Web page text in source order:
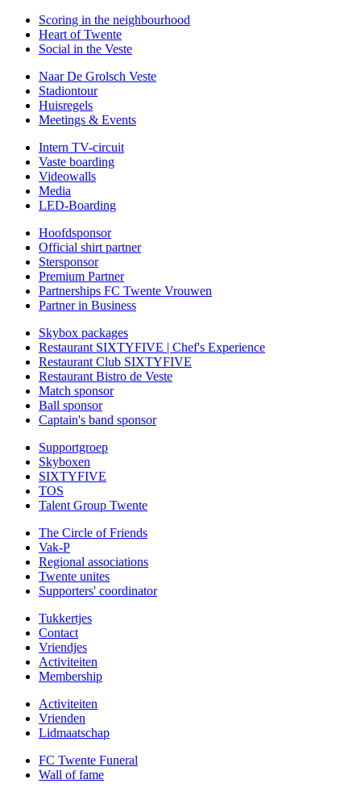
Scoring in the neighbourhood
Heart of Twente
Social in the Veste
Naar De Grolsch Veste
Stadiontour
Huisregels
Meetings & Events
Intern TV-circuit
Vaste boarding
Videowalls
Media
LED-Boarding
Hoofdsponsor
Official shirt partner
Stersponsor
Premium Partner
Partnerships FC Twente Vrouwen
Partner in Business
Skybox packages
Restaurant SIXTYFIVE | Chef's Experience
Restaurant Club SIXTYFIVE
Restaurant Bistro de Veste
Match sponsor
Ball sponsor
Captain's band sponsor
Supportgroep
Skyboxen
SIXTYFIVE
TOS
Talent Group Twente
The Circle of Friends
Vak-P
Regional associations
Twente unites
Supporters' coordinator
Tukkertjes
Contact
Vriendjes
Activiteiten
Membership
Activiteiten
Vrienden
Lidmaatschap
FC Twente Funeral
Wall of fame